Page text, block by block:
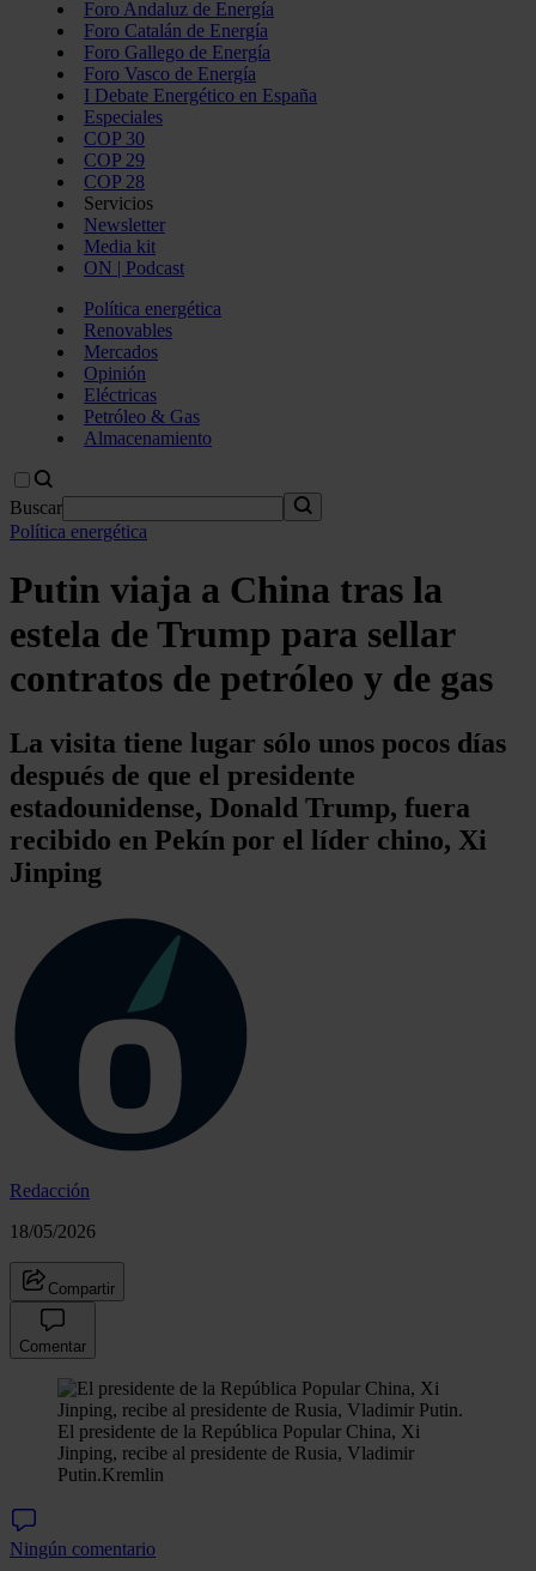
Foro Andaluz de Energía
Foro Catalán de Energía
Foro Gallego de Energía
Foro Vasco de Energía
I Debate Energético en España
Especiales
COP 30
COP 29
COP 28
Servicios
Newsletter
Media kit
ON | Podcast
Política energética
Renovables
Mercados
Opinión
Eléctricas
Petróleo & Gas
Almacenamiento
Buscar
Política energética
Putin viaja a China tras la
estela de Trump para sellar
contratos de petróleo y de gas
La visita tiene lugar sólo unos pocos días
después de que el presidente
estadounidense, Donald Trump, fuera
recibido en Pekín por el líder chino, Xi
Jinping
Redacción
18/05/2026
Compartir
Comentar
El presidente de la República Popular China, Xi
Jinping, recibe al presidente de Rusia, Vladimir
Putin.Kremlin
Ningún comentario